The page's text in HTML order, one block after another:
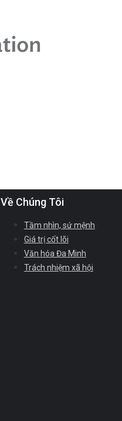
Về Chúng Tôi
Tầm nhìn, sứ mệnh
Giá trị cốt lõi
Văn hóa Đa Minh
Trách nhiệm xã hội